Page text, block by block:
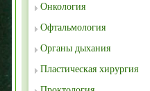
Онкология
Офтальмология
Органы дыхания
Пластическая хирургия